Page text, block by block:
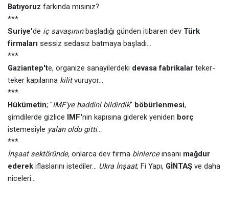
Batıyoruz farkında mısınız?
***
Suriye'de iç savaşının başladığı günden itibaren dev Türk
firmaları sessiz sedasız batmaya başladı...
***
Gaziantep'te, organize sanayilerdeki devasa fabrikalar teker-
teker kapılarına kilit vuruyor...
***
Hükümetin; "IMF'ye haddini bildirdik" böbürlenmesi,
şimdilerde gizlice IMF'nin kapısına giderek yeniden borç
istemesiyle yalan oldu gitti...
***
İnşaat sektöründe, onlarca dev firma binlerce insanı mağdur
ederek iflaslarını istediler... Ukra İnşaat, Fi Yapı, GİNTAŞ ve daha
niceleri...